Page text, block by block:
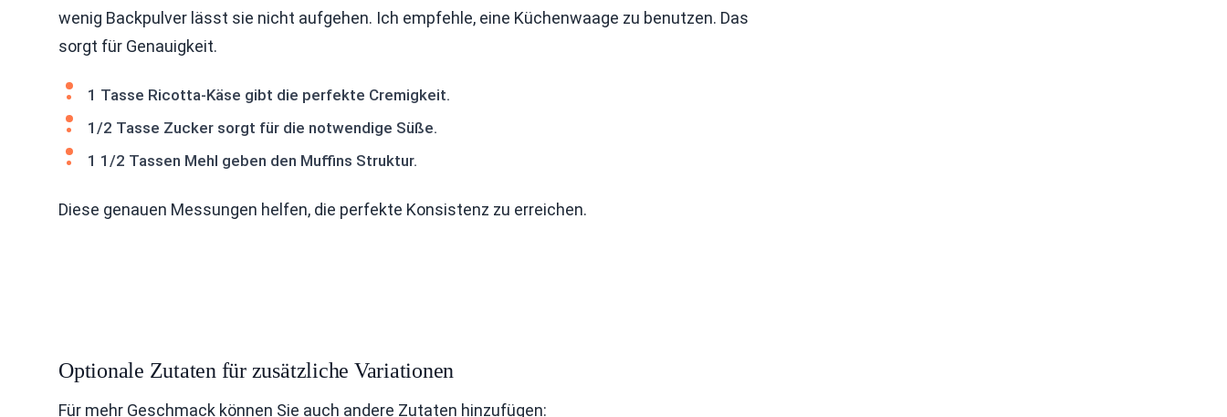
wenig Backpulver lässt sie nicht aufgehen. Ich empfehle, eine Küchenwaage zu benutzen. Das
sorgt für Genauigkeit.
1 Tasse Ricotta-Käse gibt die perfekte Cremigkeit.
1/2 Tasse Zucker sorgt für die notwendige Süße.
1 1/2 Tassen Mehl geben den Muffins Struktur.
Diese genauen Messungen helfen, die perfekte Konsistenz zu erreichen.
Optionale Zutaten für zusätzliche Variationen
Für mehr Geschmack können Sie auch andere Zutaten hinzufügen: